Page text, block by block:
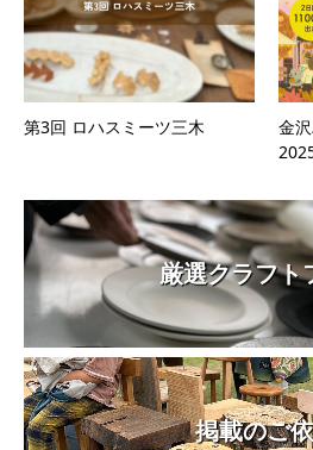
第3回 ロハスミーツ三木
金
厳選クラフト
掲載のご